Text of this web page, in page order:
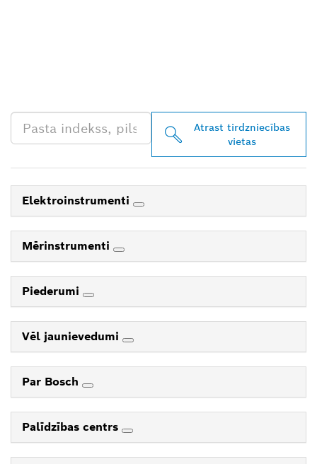
Atrast tirdzniecības
vietas
Elektroinstrumenti
Mērinstrumenti
Piederumi
Vēl jaunievedumi
Par Bosch
Palīdzības centrs